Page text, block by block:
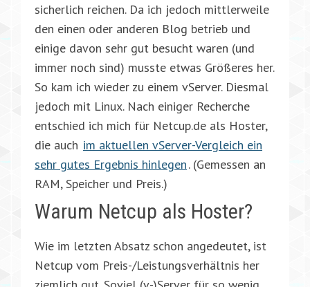
sicherlich reichen. Da ich jedoch mittlerweile
den einen oder anderen Blog betrieb und
einige davon sehr gut besucht waren (und
immer noch sind) musste etwas Größeres her.
So kam ich wieder zu einem vServer. Diesmal
jedoch mit Linux. Nach einiger Recherche
entschied ich mich für Netcup.de als Hoster,
die auch im aktuellen vServer-Vergleich ein
sehr gutes Ergebnis hinlegen. (Gemessen an
RAM, Speicher und Preis.)
Warum Netcup als Hoster?
Wie im letzten Absatz schon angedeutet, ist
Netcup vom Preis-/Leistungsverhältnis her